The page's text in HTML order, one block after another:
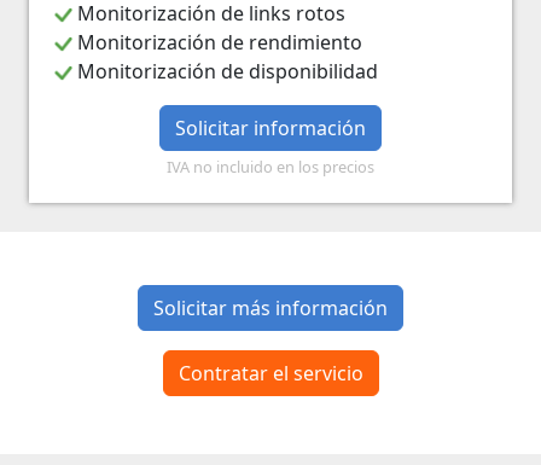
Monitorización de links rotos
Monitorización de rendimiento
Monitorización de disponibilidad
Solicitar información
IVA no incluido en los precios
Solicitar más información
Contratar el servicio